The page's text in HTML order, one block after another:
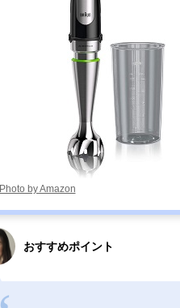
Photo by Amazon
おすすめポイント